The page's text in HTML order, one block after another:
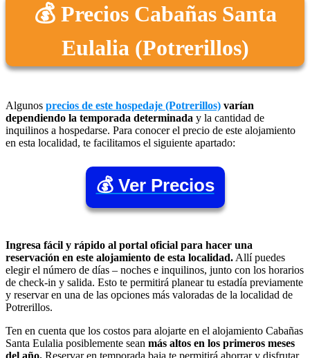
💰 Precios Cabañas Santa
Eulalia (Potrerillos)
Algunos precios de este hospedaje (Potrerillos) varían
dependiendo la temporada determinada y la cantidad de
inquilinos a hospedarse. Para conocer el precio de este alojamiento
en esta localidad, te facilitamos el siguiente apartado:
💰 Ver Precios
Ingresa fácil y rápido al portal oficial para hacer una
reservación en este alojamiento de esta localidad. Allí puedes
elegir el número de días – noches e inquilinos, junto con los horarios
de check-in y salida. Esto te permitirá planear tu estadía previamente
y reservar en una de las opciones más valoradas de la localidad de
Potrerillos.
Ten en cuenta que los costos para alojarte en el alojamiento Cabañas
Santa Eulalia posiblemente sean más altos en los primeros meses
del año. Reservar en temporada baja te permitirá ahorrar y disfrutar